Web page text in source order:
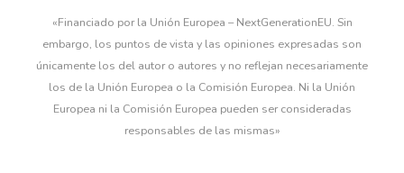
«Financiado por la Unión Europea – NextGenerationEU. Sin
embargo, los puntos de vista y las opiniones expresadas son
únicamente los del autor o autores y no reflejan necesariamente
los de la Unión Europea o la Comisión Europea. Ni la Unión
Europea ni la Comisión Europea pueden ser consideradas
responsables de las mismas»